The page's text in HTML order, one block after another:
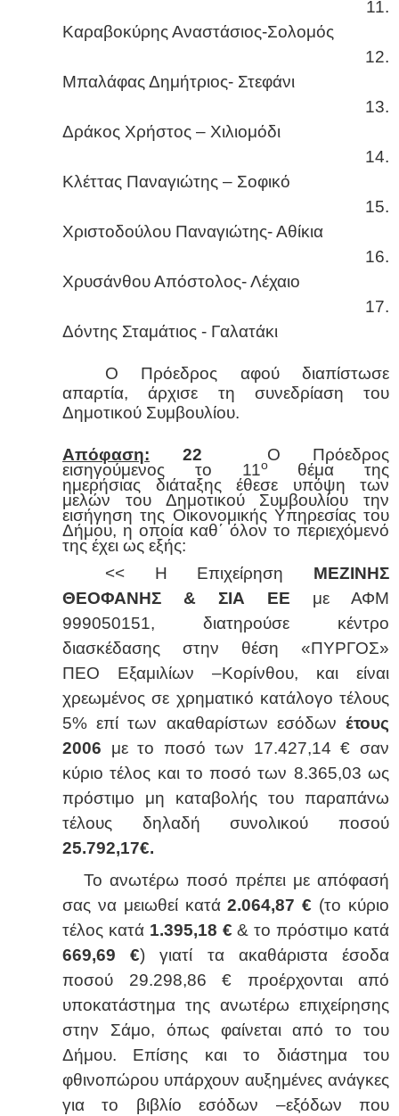
11.
Καραβοκύρης Αναστάσιος-Σολομός
12.
Μπαλάφας Δημήτριος- Στεφάνι
13.
Δράκος Χρήστος – Χιλιομόδι
14.
Κλέττας Παναγιώτης – Σοφικό
15.
Χριστοδούλου Παναγιώτης- Αθίκια
16.
Χρυσάνθου Απόστολος- Λέχαιο
17.
Δόντης Σταμάτιος - Γαλατάκι
Ο Πρόεδρος αφού διαπίστωσε
απαρτία, άρχισε τη συνεδρίαση του
Δημοτικού Συμβουλίου.
Απόφαση: 22 Ο Πρόεδρος
εισηγούμενος το 11οθέμα της
ημερήσιας διάταξης έθεσε υπόψη των
μελών του Δημοτικού Συμβουλίου την
εισήγηση της Οικονομικής Υπηρεσίας του
Δήμου, η οποία καθ΄ όλον το περιεχόμενό
της έχει ως εξής:
<< Η Επιχείρηση ΜΕΖΙΝΗΣ
ΘΕΟΦΑΝΗΣ & ΣΙΑ ΕΕ με ΑΦΜ
999050151, διατηρούσε κέντρο
διασκέδασης στην θέση «ΠΥΡΓΟΣ»
ΠΕΟ Εξαμιλίων –Κορίνθου, και είναι
χρεωμένος σε χρηματικό κατάλογο τέλους
5% επί των ακαθαρίστων εσόδων έτους
2006 με το ποσό των 17.427,14 € σαν
κύριο τέλος και το ποσό των 8.365,03 ως
πρόστιμο μη καταβολής του παραπάνω
τέλους δηλαδή συνολικού ποσού
25.792,17€.
Το ανωτέρω ποσό πρέπει με απόφασή
σας να μειωθεί κατά2.064,87 € (το κύριο
τέλος κατά 1.395,18 € & το πρόστιμο κατά
669,69 €) γιατί τα ακαθάριστα έσοδα
ποσού 29.298,86 € προέρχονται από
υποκατάστημα της ανωτέρω επιχείρησης
στην Σάμο, όπως φαίνεται από το του
Δήμου. Επίσης και το διάστημα του
φθινοπώρου υπάρχουν αυξημένες ανάγκες
για το βιβλίο εσόδων –εξόδων που